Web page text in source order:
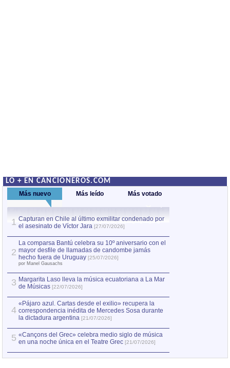
LO + EN CANCIONEROS.COM
Más nuevo Más leído Más votado
1 Capturan en Chile al último exmilitar condenado por
el asesinato de Víctor Jara [27/07/2026]
2
La comparsa Bantú celebra su 10º aniversario con el
mayor desfile de llamadas de candombe jamás
hecho fuera de Uruguay [25/07/2026]
por Manel Gausachs
3 Margarita Laso lleva la música ecuatoriana a La Mar
de Músicas [22/07/2026]
4
«Pájaro azul. Cartas desde el exilio» recupera la
correspondencia inédita de Mercedes Sosa durante
la dictadura argentina [21/07/2026]
5 «Cançons del Grec» celebra medio siglo de música
en una noche única en el Teatre Grec [21/07/2026]